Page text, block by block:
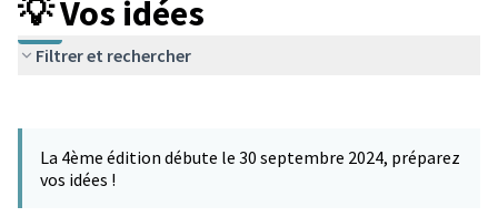
💡 Vos idées
Filtrer et rechercher
−
La 4ème édition débute le 30 septembre 2024, préparez
vos idées !